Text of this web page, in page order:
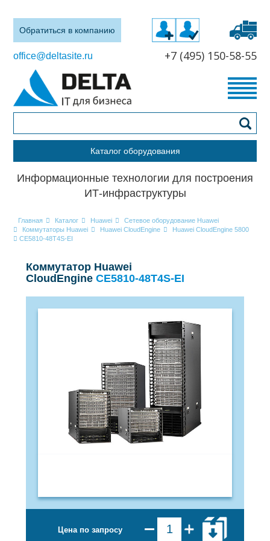
Обратиться в компанию
office@deltasite.ru +7 (495) 150-58-55
Каталог оборудования
Информационные технологии для построения
ИТ-инфраструктуры
Главная Каталог Huawei
Сетевое оборудование Huawei
Коммутаторы Huawei
Huawei CloudEngine
Huawei CloudEngine 5800
CE5810-48T4S-EI
Коммутатор Huawei
CloudEngine CE5810-48T4S-EI
Цена по запросу